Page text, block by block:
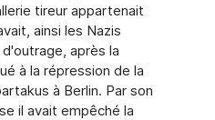
tireur appartenait
ainsi les Nazis
après la
à la répression de la
à Berlin. Par son
il avait empêché la